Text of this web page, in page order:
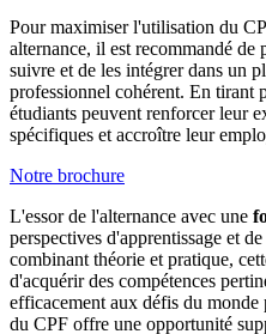
Pour maximiser l'utilisation du
alternance, il est recommandé
suivre et de les intégrer dans un
professionnel cohérent. En tirant
étudiants peuvent renforcer leur
spécifiques et accroître leur
Notre brochure
L'essor de l'alternance avec une
perspectives d'apprentissage et
combinant théorie et pratique,
d'acquérir des compétences
efficacement aux défis du
du CPF offre une opportunité